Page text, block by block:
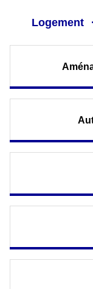
Logement